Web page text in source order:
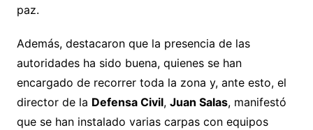
paz.
Además, destacaron que la presencia de las
autoridades ha sido buena, quienes se han
encargado de recorrer toda la zona y, ante esto, el
director de la Defensa Civil, Juan Salas, manifestó
que se han instalado varias carpas con equipos